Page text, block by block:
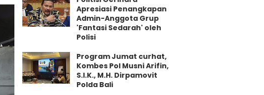
Apresiasi Penangkapan
Admin-Anggota Grup
'Fantasi Sedarah' oleh
Polisi
Program Jumat curhat,
Kombes Pol Musni Arifin,
S.I.K., M.H. Dirpamovit
Polda Bali